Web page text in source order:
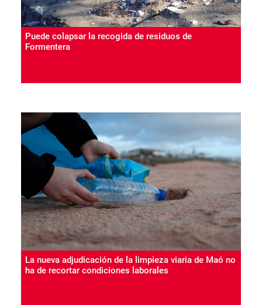
Puede colapsar la recogida de residuos de
Formentera
La nueva adjudicación de la limpieza viaria de Maó no
ha de recortar condiciones laborales